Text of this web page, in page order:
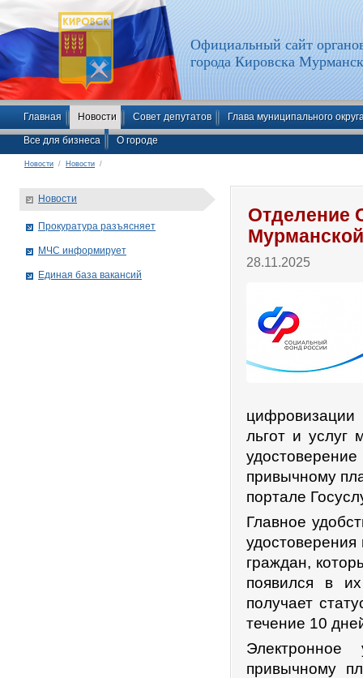
Официальный сайт
города Кировска
Главная Новости Совет депутатов Глава муниципального
Все для бизнеса О городе
Новости / Новости /
Отделение
28.11.2025
льгот и услуг
привычному
портале
Главное
граждан,
появился в
получает
течение 10
Электронное
привычному
Новости
Прокуратура разъясняет
МЧС информирует
Единая база вакансий